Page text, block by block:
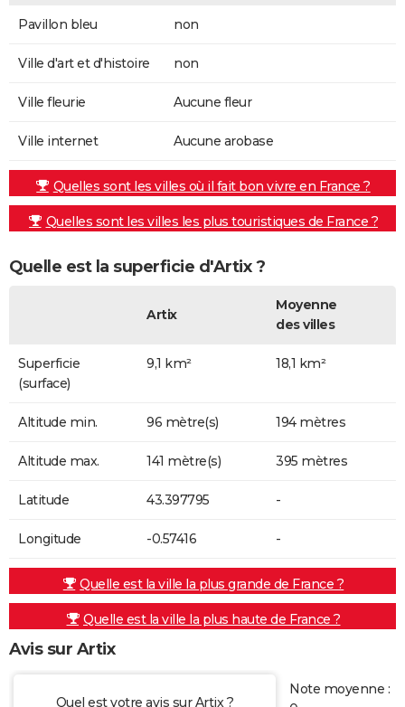
Pavillon bleu non
Ville d'art et d'histoire non
Ville fleurie Aucune fleur
Ville internet Aucune arobase
Quelles sont les villes où il fait bon vivre en France ?
Quelles sont les villes les plus touristiques de France ?
Quelle est la superficie d'Artix ?
Artix
Moyenne
des villes
Superficie
(surface)
9,1 km² 18,1 km²
Altitude min. 96 mètre(s) 194 mètres
Altitude max. 141 mètre(s) 395 mètres
Latitude 43.397795 -
Longitude -0.57416 -
Quelle est la ville la plus grande de France ?
Quelle est la ville la plus haute de France ?
Avis sur Artix
Quel est votre avis sur Artix ?
Note moyenne :